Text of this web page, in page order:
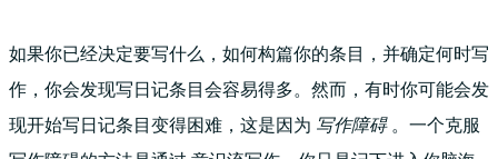
如果你已经决定要写什么，如何构篇你的条目，并确定何时写
作，你会发现写日记条目会容易得多。然而，有时你可能会发
现开始写日记条目变得困难，这是因为 写作障碍。一个克服